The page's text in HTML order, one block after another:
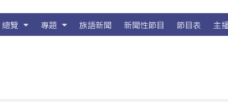
總覽 專題 族語新聞 新聞性節目 節目表 主